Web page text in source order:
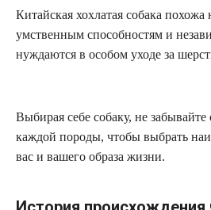
Китайская хохлатая собака похожа
умственным способностям и
нуждаются в особом уходе за
Выбирая себе собаку, не забывайте
каждой породы, чтобы выбрать
вас и вашего образа жизни.